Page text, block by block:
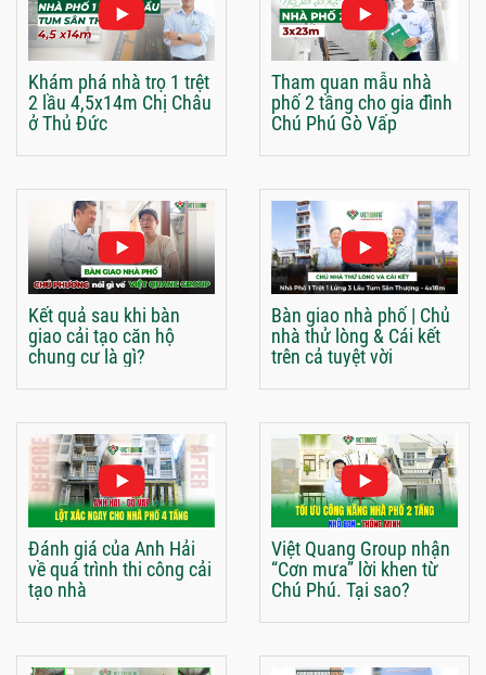
Khám phá nhà trọ 1 trệt
2 lầu 4,5x14m Chị Châu
ở Thủ Đức
Tham quan mẫu nhà
phố 2 tầng cho gia đình
Chú Phú Gò Vấp
Kết quả sau khi bàn
giao cải tạo căn hộ
chung cư là gì?
Bàn giao nhà phố | Chủ
nhà thử lòng & Cái kết
trên cả tuyệt vời
Đánh giá của Anh Hải
về quá trình thi công cải
tạo nhà
Việt Quang Group nhận
“Cơn mưa” lời khen từ
Chú Phú. Tại sao?